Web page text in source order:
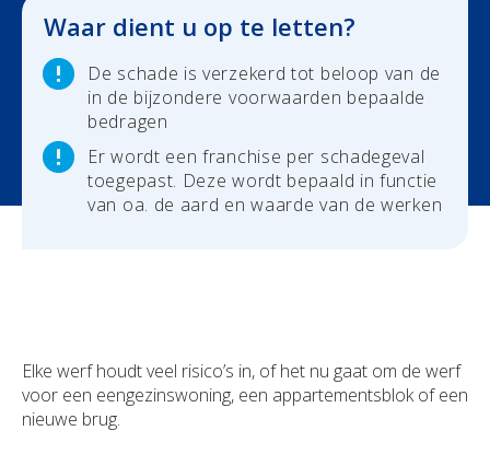
Jobs
Uw schadeaangifte
Waar dient u op te letten?
De schade is verzekerd tot beloop van de
in de bijzondere voorwaarden bepaalde
bedragen
Er wordt een franchise per schadegeval
toegepast. Deze wordt bepaald in functie
van oa. de aard en waarde van de werken
Elke werf houdt veel risico’s in, of het nu gaat om de werf
voor een eengezinswoning, een appartementsblok of een
nieuwe brug.